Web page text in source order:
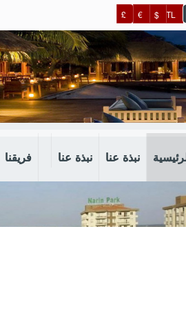
TL
$
€
£
نبذة عنا نبذة عنا فريقنا